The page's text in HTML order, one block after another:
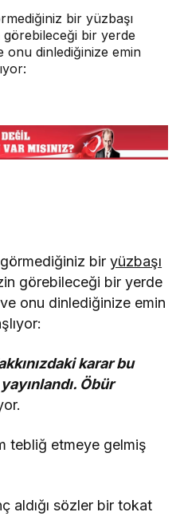
bir yüzbaşı
bir yerde
onu dinlediğinize emin
biryüzbaşı
görebileceği bir yerde
ve onu dinlediğinize emin
karar bu
Öbür
tebliğ etmeye gelmiş
aldığı sözler bir tokat